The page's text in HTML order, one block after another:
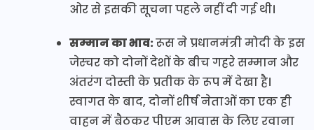
ओर से इसकी सूचना पहले नहीं दी गई थी।
सम्मान का भाव:रूस ने प्रधानमंत्री मोदी के इस
जेस्चर को दोनों देशों के बीच गहरे सम्मान और
अंतरंग दोस्ती के प्रतीक के रूप में देखा है।
स्वागत के बाद, दोनों शीर्ष नेताओं का एक ही
वाहन में बैठकर पीएम आवास के लिए रवाना